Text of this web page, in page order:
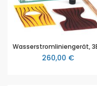
260,00 €